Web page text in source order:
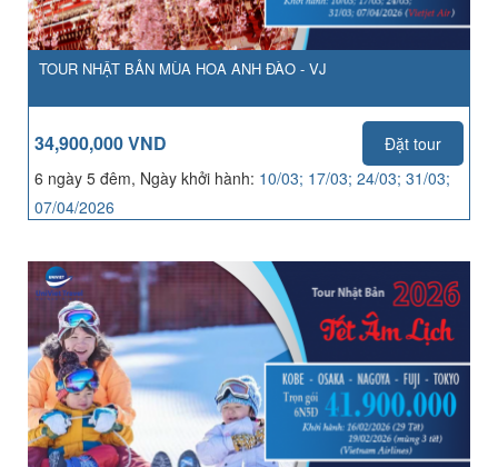
TOUR NHẬT BẢN MÙA HOA ANH ĐÀO - VJ
34,900,000 VND
Đặt tour
6 ngày 5 đêm, Ngày khởi hành: 10/03; 17/03; 24/03; 31/03;
07/04/2026